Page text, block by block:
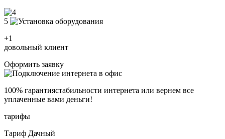
5
+1
довольный клиент
Оформить заявку
100% гарантиястабильности интернета или вернем все
уплаченные вами деньги!
тарифы
Тариф Дачный